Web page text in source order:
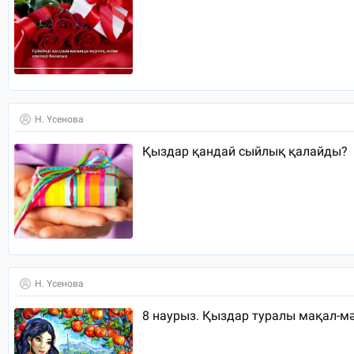
Н. Үсенова
Қыздар қандай сыйлық қалайды?
Н. Үсенова
8 наурыз. Қыздар туралы мақал-